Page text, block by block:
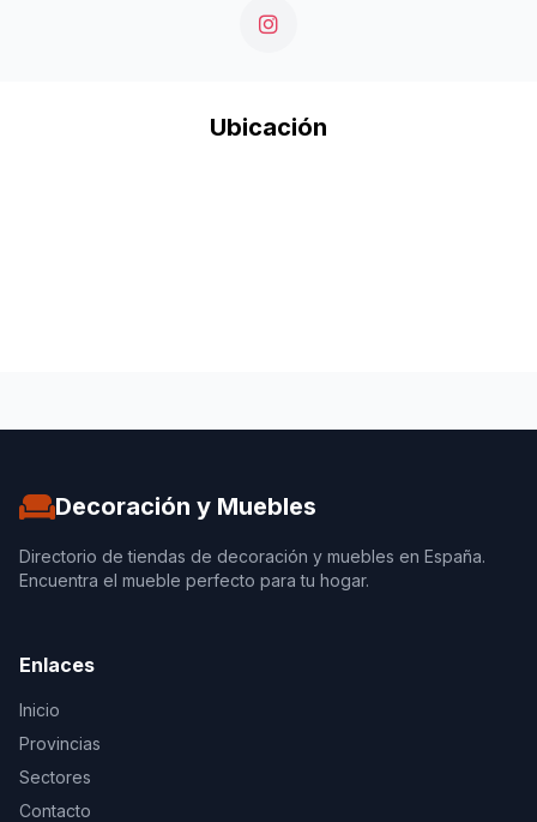
Ubicación
Decoración y Muebles
Directorio de tiendas de decoración y muebles en España.
Encuentra el mueble perfecto para tu hogar.
Enlaces
Inicio
Provincias
Sectores
Contacto